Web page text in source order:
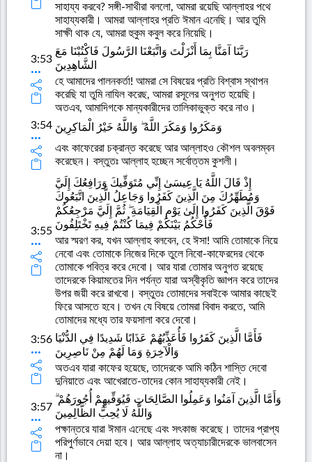
সাহায্য করবে? সঙ্গী-সাথীরা বললো, আমরা রয়েছি আল্লাহর পথে
সাহায্যকারী। আমরা আল্লাহর প্রতি ঈমান এনেছি। আর তুমি
সাক্ষী থাক যে, আমরা হুকুম কবুল করে নিয়েছি।
3:53
رَبَّنَا آمَنَّا بِمَا أَنْزَلْتَ وَاتَّبَعْنَا الرَّسُولَ فَاكْتُبْنَا مَعَ
الشَّاهِدِينَ
হে আমাদের পালনকর্তা! আমরা সে বিষয়ের প্রতি বিশ্বাস স্থাপন
করেছি যা তুমি নাযিল করেছ, আমরা রসূলের অনুগত হয়েছি।
অতএব, আমাদিগকে মান্যকারীদের তালিকাভুক্ত করে নাও।
3:54 وَمَكَرُوا وَمَكَرَ اللَّهُ ۖ وَاللَّهُ خَيْرُ الْمَاكِرِينَ
এবং কাফেরেরা চক্রান্ত করেছে আর আল্লাহও কৌশল অবলম্বন
করেছেন। বস্তুতঃ আল্লাহ হচ্ছেন সর্বোত্তম কুশলী।
3:55
إِذْ قَالَ اللَّهُ يَا عِيسَىٰ إِنِّي مُتَوَفِّيكَ وَرَافِعُكَ إِلَيَّ
وَمُطَهِّرُكَ مِنَ الَّذِينَ كَفَرُوا وَجَاعِلُ الَّذِينَ اتَّبَعُوكَ
فَوْقَ الَّذِينَ كَفَرُوا إِلَىٰ يَوْمِ الْقِيَامَةِ ۖ ثُمَّ إِلَيَّ مَرْجِعُكُمْ
فَأَحْكُمُ بَيْنَكُمْ فِيمَا كُنْتُمْ فِيهِ تَخْتَلِفُونَ
আর স্মরণ কর, যখন আল্লাহ বলবেন, হে ঈসা! আমি তোমাকে নিয়ে
নেবো এবং তোমাকে নিজের দিকে তুলে নিবো-কাফেরদের থেকে
তোমাকে পবিত্র করে দেবো। আর যারা তোমার অনুগত রয়েছে
তাদেরকে কিয়ামতের দিন পর্যন্ত যারা অস্বীকৃতি জ্ঞাপন করে তাদের
উপর জয়ী করে রাখবো। বস্তুতঃ তোমাদের সবাইকে আমার কাছেই
ফিরে আসতে হবে। তখন যে বিষয়ে তোমরা বিবাদ করতে, আমি
তোমাদের মধ্যে তার ফয়সালা করে দেবো।
3:56 فَأَمَّا الَّذِينَ كَفَرُوا فَأُعَذِّبُهُمْ عَذَابًا شَدِيدًا فِي الدُّنْيَا
وَالْآخِرَةِ وَمَا لَهُمْ مِنْ نَاصِرِينَ
অতএব যারা কাফের হয়েছে, তাদেরকে আমি কঠিন শাস্তি দেবো
দুনিয়াতে এবং আখেরাতে-তাদের কোন সাহায্যকারী নেই।
3:57
وَأَمَّا الَّذِينَ آمَنُوا وَعَمِلُوا الصَّالِحَاتِ فَيُوَفِّيهِمْ أُجُورَهُمْ ۗ
وَاللَّهُ لَا يُحِبُّ الظَّالِمِينَ
পক্ষান্তরে যারা ঈমান এনেছে এবং সৎকাজ করেছে। তাদের প্রাপ্য
পরিপুর্ণভাবে দেয়া হবে। আর আল্লাহ অত্যাচারীদেরকে ভালবাসেন
না।